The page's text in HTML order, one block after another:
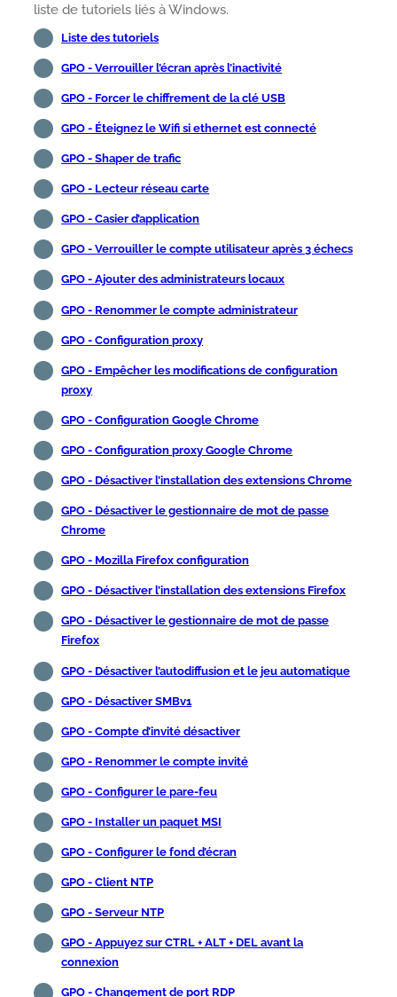
liste de tutoriels liés à Windows.
Liste des tutoriels
GPO - Verrouiller l’écran après l’inactivité
GPO - Forcer le chiffrement de la clé USB
GPO - Éteignez le Wifi si ethernet est connecté
GPO - Shaper de trafic
GPO - Lecteur réseau carte
GPO - Casier d’application
GPO - Verrouiller le compte utilisateur après 3 échecs
GPO - Ajouter des administrateurs locaux
GPO - Renommer le compte administrateur
GPO - Configuration proxy
GPO - Empêcher les modifications de configuration
proxy
GPO - Configuration Google Chrome
GPO - Configuration proxy Google Chrome
GPO - Désactiver l’installation des extensions Chrome
GPO - Désactiver le gestionnaire de mot de passe
Chrome
GPO - Mozilla Firefox configuration
GPO - Désactiver l’installation des extensions Firefox
GPO - Désactiver le gestionnaire de mot de passe
Firefox
GPO - Désactiver l’autodiffusion et le jeu automatique
GPO - Désactiver SMBv1
GPO - Compte d’invité désactiver
GPO - Renommer le compte invité
GPO - Configurer le pare-feu
GPO - Installer un paquet MSI
GPO - Configurer le fond d’écran
GPO - Client NTP
GPO - Serveur NTP
GPO - Appuyez sur CTRL + ALT + DEL avant la
connexion
GPO - Changement de port RDP